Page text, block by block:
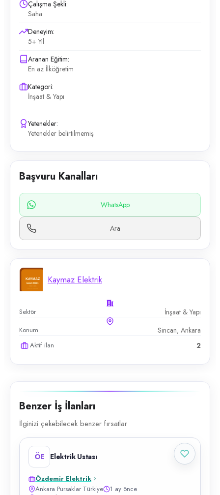
Çalışma Şekli:
Saha
Deneyim:
5+ Yıl
Aranan Eğitim:
En az İlköğretim
Kategori:
İnşaat & Yapı
Yetenekler:
Yetenekler belirtilmemiş
Başvuru Kanalları
WhatsApp
Ara
Kaymaz Elektrik
Sektör İnşaat & Yapı
Konum Sincan, Ankara
Aktif ilan 2
Benzer İş İlanları
İlginizi çekebilecek benzer fırsatlar
ÖE Elektrik Ustası
Özdemir Elektrik
Ankara Pursaklar Türkiye
1 ay önce